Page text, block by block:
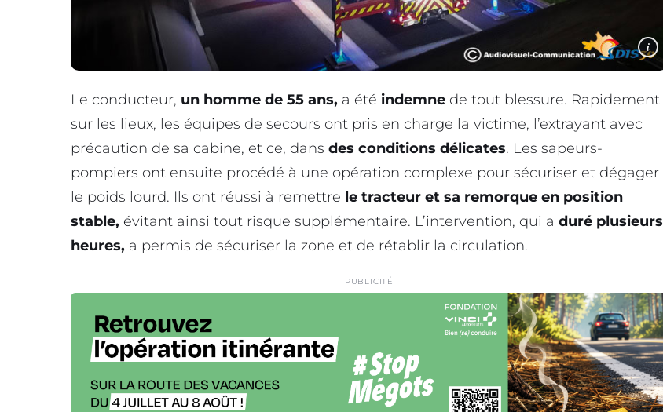
i
Le conducteur, un homme de 55 ans, a été indemne de tout blessure. Rapidement
sur les lieux, les équipes de secours ont pris en charge la victime, l’extrayant avec
précaution de sa cabine, et ce, dans des conditions délicates. Les sapeurs-
pompiers ont ensuite procédé à une opération complexe pour sécuriser et dégager
le poids lourd. Ils ont réussi à remettre le tracteur et sa remorque en position
stable, évitant ainsi tout risque supplémentaire. L’intervention, qui a duré plusieurs
heures, a permis de sécuriser la zone et de rétablir la circulation.
PUBLICITÉ